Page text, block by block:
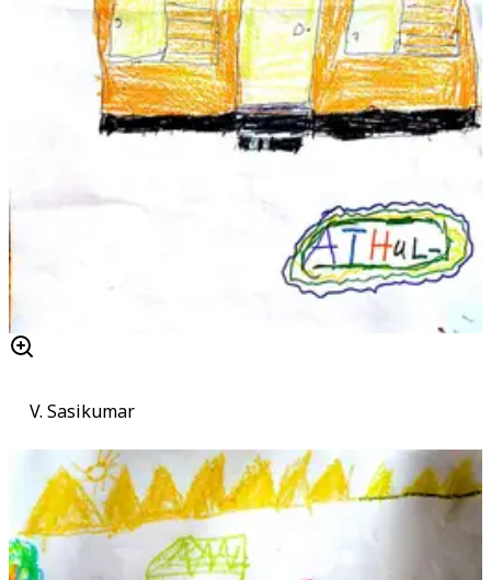
V. Sasikumar